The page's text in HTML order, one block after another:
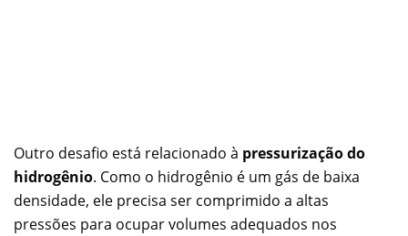
Outro desafio está relacionado à pressurização do
hidrogênio. Como o hidrogênio é um gás de baixa
densidade, ele precisa ser comprimido a altas
pressões para ocupar volumes adequados nos